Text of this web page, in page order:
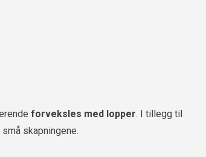
forveksles med lopper. I tillegg til
skapningene.